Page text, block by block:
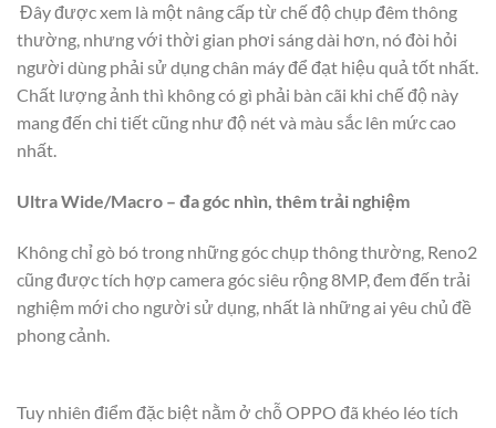
Đây được xem là một nâng cấp từ chế độ chụp đêm thông
thường, nhưng với thời gian phơi sáng dài hơn, nó đòi hỏi
người dùng phải sử dụng chân máy để đạt hiệu quả tốt nhất.
Chất lượng ảnh thì không có gì phải bàn cãi khi chế độ này
mang đến chi tiết cũng như độ nét và màu sắc lên mức cao
nhất.
Ultra Wide/Macro – đa góc nhìn, thêm trải nghiệm
Không chỉ gò bó trong những góc chụp thông thường, Reno2
cũng được tích hợp camera góc siêu rộng 8MP, đem đến trải
nghiệm mới cho người sử dụng, nhất là những ai yêu chủ đề
phong cảnh.
Tuy nhiên điểm đặc biệt nằm ở chỗ OPPO đã khéo léo tích